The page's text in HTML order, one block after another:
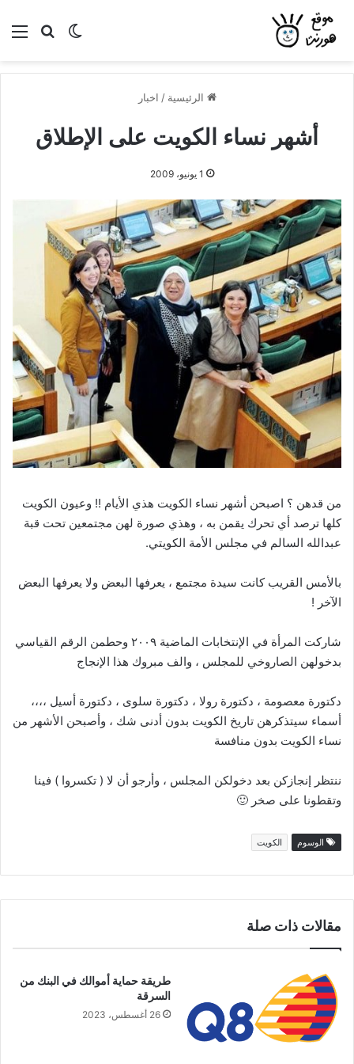
بحثالوضع
الرئيسية / اخبار
أشهر نساء الكويت على الإطلاق
1 يونيو، 2009
من قدهن ؟ اصبحن أشهر نساء الكويت هذي الأيام !! وعيون الكويت
كلها ترصد أي تحرك يقمن به ، وهذي صورة لهن مجتمعين تحت قبة
عبدالله السالم في مجلس الأمة الكويتي.
بالأمس القريب كانت سيدة مجتمع ، يعرفها البعض ولا يعرفها البعض
الآخر !
شاركت المرأة في الإنتخابات الماضية ٢٠٠٩ وحطمن الرقم القياسي
بدخولهن الصاروخي للمجلس ، والف مبروك هذا الإنجاج
دكتورة معصومة ، دكتورة رولا ، دكتورة سلوى ، دكتورة أسيل ،،،،
أسماء سيتذكرهن تاريخ الكويت بدون أدنى شك ، وأصبحن الأشهر من
نساء الكويت بدون منافسة
ننتظر إنجازكن بعد دخولكن المجلس ، وأرجو أن لا ( تكسروا ) فينا
وتقطونا على صخر 🙂
الوسوم الكويت
مقالات ذات صلة
طريقة حماية أموالك في البنك من
السرقة
26 أغسطس، 2023